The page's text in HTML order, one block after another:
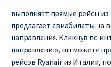
выполняет прямые рейсы из
предлагает авиабилеты на
направления. Кликнув по
направлению, вы можете
рейсов Ryanair из Италии,